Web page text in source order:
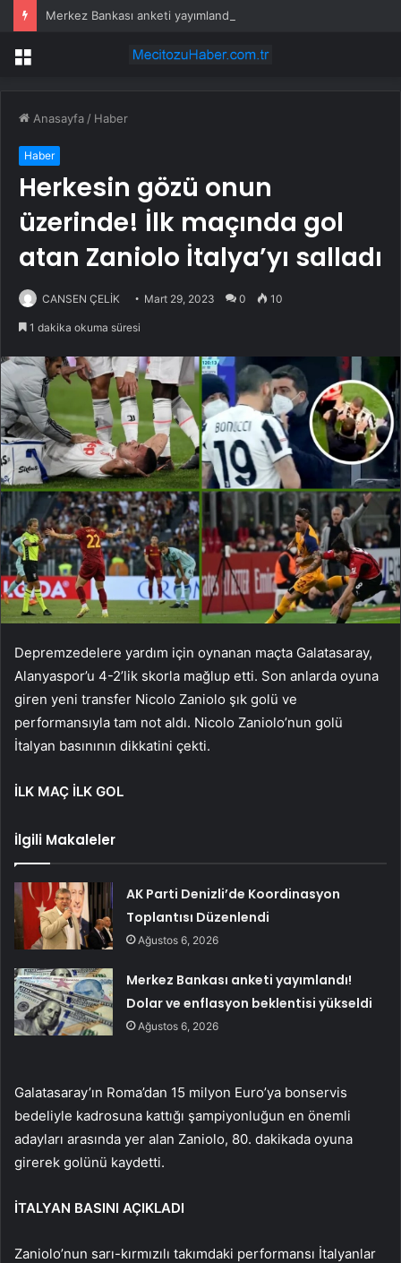
Menü
Anasayfa / Haber
Haber
Herkesin gözü onun
üzerinde! İlk maçında gol
atan Zaniolo İtalya’yı salladı
CANSEN ÇELİK Mart 29, 2023 0 10
1 dakika okuma süresi
Depremzedelere yardım için oynanan maçta Galatasaray,
Alanyaspor’u 4-2’lik skorla mağlup etti. Son anlarda oyuna
giren yeni transfer Nicolo Zaniolo şık golü ve
performansıyla tam not aldı. Nicolo Zaniolo’nun golü
İtalyan basınının dikkatini çekti.
İLK MAÇ İLK GOL
İlgili Makaleler
AK Parti Denizli’de Koordinasyon
Toplantısı Düzenlendi
Ağustos 6, 2026
Merkez Bankası anketi yayımlandı!
Dolar ve enflasyon beklentisi yükseldi
Ağustos 6, 2026
Galatasaray’ın Roma’dan 15 milyon Euro’ya bonservis
bedeliyle kadrosuna kattığı şampiyonluğun en önemli
adayları arasında yer alan Zaniolo, 80. dakikada oyuna
girerek golünü kaydetti.
İTALYAN BASINI AÇIKLADI
Zaniolo’nun sarı-kırmızılı takımdaki performansı İtalyanlar